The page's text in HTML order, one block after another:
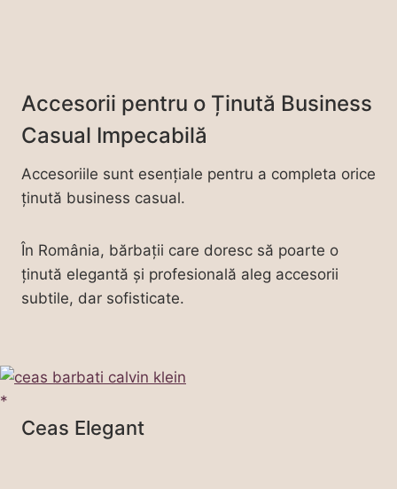
Accesorii pentru o Ținută Business
Casual Impecabilă
Accesoriile sunt esențiale pentru a completa orice
ținută business casual.
În România, bărbații care doresc să poarte o
ținută elegantă și profesională aleg accesorii
subtile, dar sofisticate.
Ceas Elegant